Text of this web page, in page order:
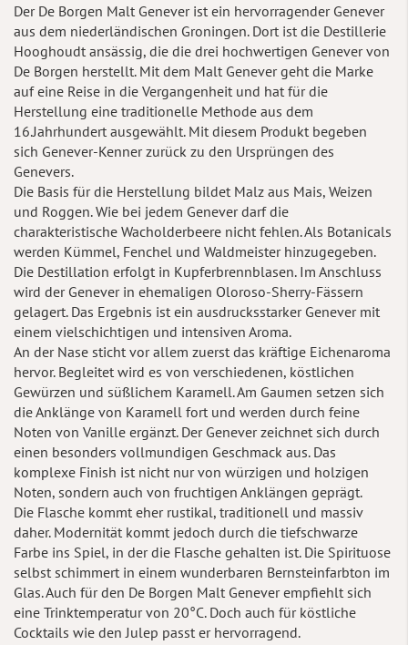
Der De Borgen Malt Genever ist ein hervorragender Genever
aus dem niederländischen Groningen. Dort ist die Destillerie
Hooghoudt ansässig, die die drei hochwertigen Genever von
De Borgen herstellt. Mit dem Malt Genever geht die Marke
auf eine Reise in die Vergangenheit und hat für die
Herstellung eine traditionelle Methode aus dem
16.Jahrhundert ausgewählt. Mit diesem Produkt begeben
sich Genever-Kenner zurück zu den Ursprüngen des
Genevers.
Die Basis für die Herstellung bildet Malz aus Mais, Weizen
und Roggen. Wie bei jedem Genever darf die
charakteristische Wacholderbeere nicht fehlen. Als Botanicals
werden Kümmel, Fenchel und Waldmeister hinzugegeben.
Die Destillation erfolgt in Kupferbrennblasen. Im Anschluss
wird der Genever in ehemaligen Oloroso-Sherry-Fässern
gelagert. Das Ergebnis ist ein ausdrucksstarker Genever mit
einem vielschichtigen und intensiven Aroma.
An der Nase sticht vor allem zuerst das kräftige Eichenaroma
hervor. Begleitet wird es von verschiedenen, köstlichen
Gewürzen und süßlichem Karamell. Am Gaumen setzen sich
die Anklänge von Karamell fort und werden durch feine
Noten von Vanille ergänzt. Der Genever zeichnet sich durch
einen besonders vollmundigen Geschmack aus. Das
komplexe Finish ist nicht nur von würzigen und holzigen
Noten, sondern auch von fruchtigen Anklängen geprägt.
Die Flasche kommt eher rustikal, traditionell und massiv
daher. Modernität kommt jedoch durch die tiefschwarze
Farbe ins Spiel, in der die Flasche gehalten ist. Die Spirituose
selbst schimmert in einem wunderbaren Bernsteinfarbton im
Glas. Auch für den De Borgen Malt Genever empfiehlt sich
eine Trinktemperatur von 20°C. Doch auch für köstliche
Cocktails wie den Julep passt er hervorragend.